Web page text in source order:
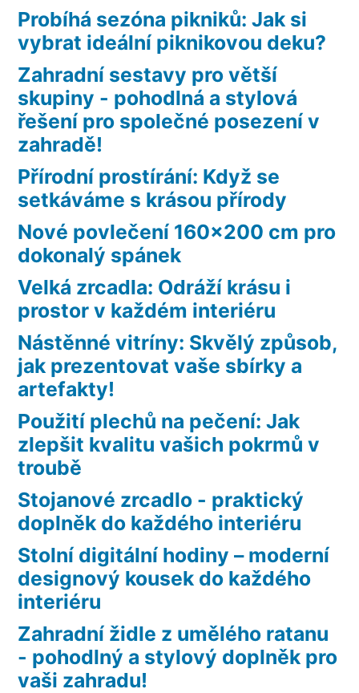
Probíhá sezóna pikniků: Jak si
vybrat ideální piknikovou deku?
Zahradní sestavy pro větší
skupiny - pohodlná a stylová
řešení pro společné posezení v
zahradě!
Přírodní prostírání: Když se
setkáváme s krásou přírody
Nové povlečení 160×200 cm pro
dokonalý spánek
Velká zrcadla: Odráží krásu i
prostor v každém interiéru
Nástěnné vitríny: Skvělý způsob,
jak prezentovat vaše sbírky a
artefakty!
Použití plechů na pečení: Jak
zlepšit kvalitu vašich pokrmů v
troubě
Stojanové zrcadlo - praktický
doplněk do každého interiéru
Stolní digitální hodiny – moderní
designový kousek do každého
interiéru
Zahradní židle z umělého ratanu
- pohodlný a stylový doplněk pro
vaši zahradu!